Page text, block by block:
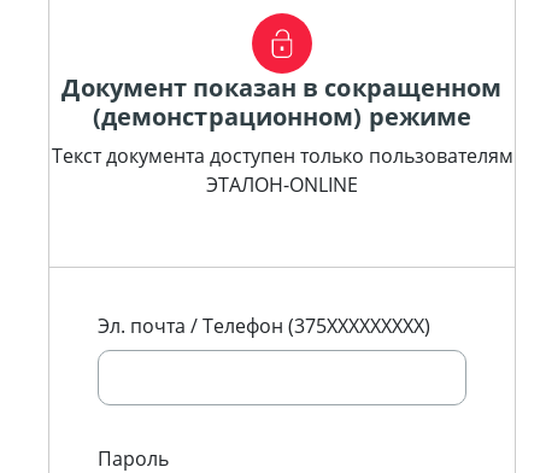
Документ показан в сокращенном
(демонстрационном) режиме
Текст документа доступен только пользователям
ЭТАЛОН-ONLINE
Эл. почта / Телефон (375XXXXXXXXX)
Пароль